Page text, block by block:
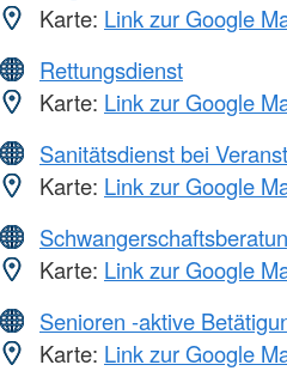
Karte: Link zur Google
Rettungsdienst
Karte: Link zur Google
Sanitätsdienst bei
Karte: Link zur Google
Karte: Link zur Google
Senioren -aktive
Karte: Link zur Google